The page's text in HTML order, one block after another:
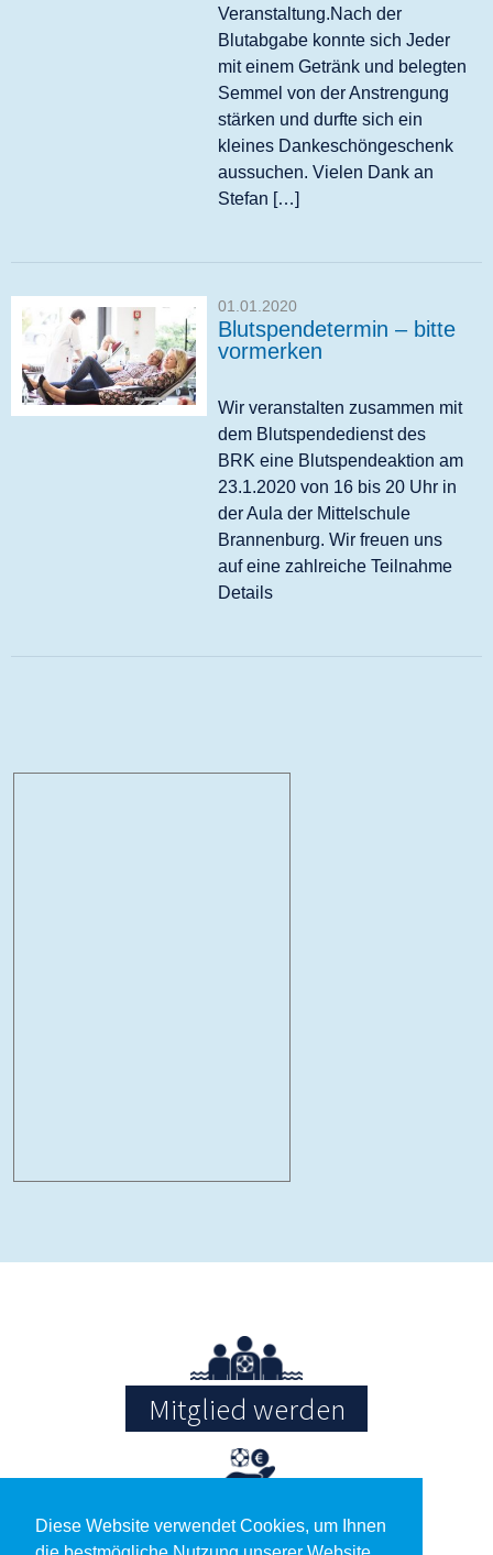
Veranstaltung.Nach der
Blutabgabe konnte sich Jeder
mit einem Getränk und belegten
Semmel von der Anstrengung
stärken und durfte sich ein
kleines Dankeschöngeschenk
aussuchen. Vielen Dank an
Stefan […]
01.01.2020
Blutspendetermin – bitte
vormerken
Wir veranstalten zusammen mit
dem Blutspendedienst des
BRK eine Blutspendeaktion am
23.1.2020 von 16 bis 20 Uhr in
der Aula der Mittelschule
Brannenburg. Wir freuen uns
auf eine zahlreiche Teilnahme
Details
Mitglied werden
Spenden
Diese Website verwendet Cookies, um Ihnen